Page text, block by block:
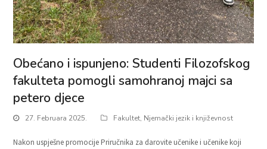
Obećano i ispunjeno: Studenti Filozofskog
fakulteta pomogli samohranoj majci sa
petero djece
27. Februara 2025. Fakultet, Njemački jezik i književnost
Nakon uspješne promocije Priručnika za darovite učenike i učenike koji